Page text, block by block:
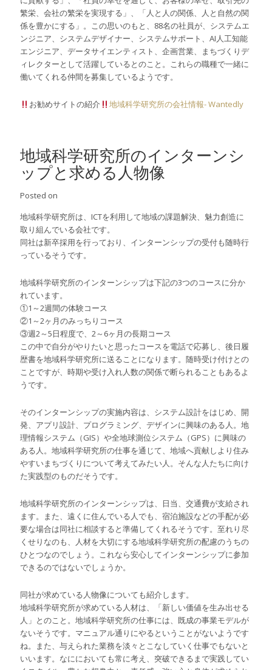
繁栄、会社の繁栄を実現する」、「人と人の関係、人と自然の関
係を豊かにする」。この思いのもと、88名の社員が、システムエ
ンジニア、システムデザイナー、システムサポート、AI人工知能
エンジニア、データサイエンティスト、企画営業、まちづくりデ
ィレクターとして活躍しているとのこと。これらの職種で一緒に
働いてくれる仲間を募集しているようです。
お勧めサイトの紹介 地域科学研究所の会社情報- Wantedly
地域科学研究所のインターンシ
ップと求める人物像
Posted on
地域科学研究所は、ICTを利用して地域の課題解決、魅力創造に
取り組んでいる会社です。
同社は新卒採用を行っており、インターンシップの受付も随時行
っているそうです。
地域科学研究所のインターンシップは下記の3つのコースに分か
れています。
①1～2週間の体験コース
②1～2ヶ月のみっちりコース
③週2～5日程度で、2～6ヶ月の長期コース
この中で自分がやりたいと思ったコースを電話で応募し、後日履
歴書を地域科学研究所に送ることになります。随時受け付けとの
ことですが、時期や受け入れ人数の関係で断られることもあるよ
うです。
そのインターンシップの実施内容は、システム設計をはじめ、開
発、アプリ設計、プログラミング、デザインに興味のある人。地
理情報システム（GIS）や全地球測位システム（GPS）に興味の
ある人。地域科学研究所の仕事を通じて、地域へ貢献しより住み
やすいまちづくりについて考えてみたい人。そんな人たちに向け
た実践型のものだそうです。
地域科学研究所のインターンシップは、日当、交通費が支給され
ます。また、遠くに住んでいる人でも、宿泊施設などの手配が必
要な場合は同社に相談すると準備してくれるそうです。至れり尽
くせりなのも、人材を大切にする地域科学研究所の配慮のうちの
ひとつなのでしょう。これなら安心してインターンシップに参加
できるのではないでしょうか。
同社が求めている人物像についても紹介します。
地域科学研究所が求めている人材は、「新しい価値を生み出せる
人」とのこと。地域科学研究所の仕事には、既成の事業モデルが
ないそうです。マニュアル通りにやるということがないようです
ね。また、与えられた業務を淡々とこなしていく仕事でもないと
いいます。なににおいても常に考え、突破できるまで実践してい